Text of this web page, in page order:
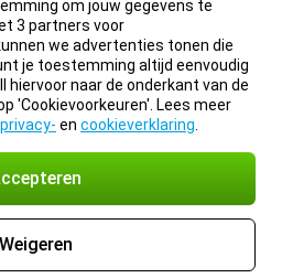
om jouw gegevens te
3 partners voor
we advertenties tonen die
je toestemming altijd eenvoudig
hiervoor naar de onderkant van de
'Cookievoorkeuren'. Lees meer
privacy- en cookieverklaring
Weigeren